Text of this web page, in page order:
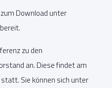
Download unter
bereit.
zu den
an. Diese findet am
Sie können sich unter